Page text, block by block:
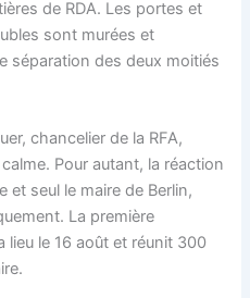
de RDA. Les portes et
sont murées et
séparation des deux moitiés
chancelier de la RFA,
Pour autant, la réaction
et seul le maire de Berlin,
La première
lieu le 16 août et réunit 300